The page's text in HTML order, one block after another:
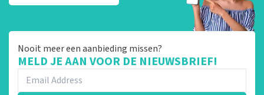
Nooit meer een aanbieding missen?
MELD JE AAN VOOR DE NIEUWSBRIEF!